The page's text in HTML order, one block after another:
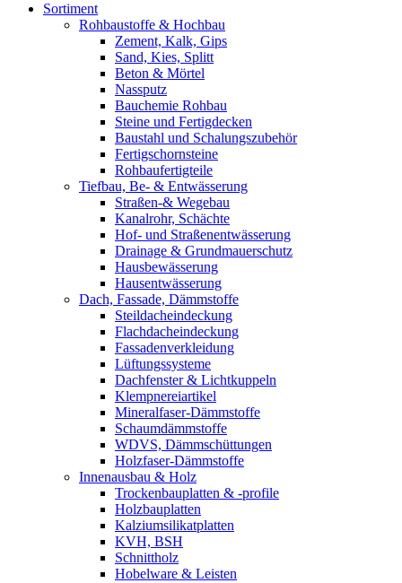
Sortiment
Rohbaustoffe & Hochbau
Zement, Kalk, Gips
Sand, Kies, Splitt
Beton & Mörtel
Nassputz
Bauchemie Rohbau
Steine und Fertigdecken
Baustahl und Schalungszubehör
Fertigschornsteine
Rohbaufertigteile
Tiefbau, Be- & Entwässerung
Straßen-& Wegebau
Kanalrohr, Schächte
Hof- und Straßenentwässerung
Drainage & Grundmauerschutz
Hausbewässerung
Hausentwässerung
Dach, Fassade, Dämmstoffe
Steildacheindeckung
Flachdacheindeckung
Fassadenverkleidung
Lüftungssysteme
Dachfenster & Lichtkuppeln
Klempnereiartikel
Mineralfaser-Dämmstoffe
Schaumdämmstoffe
WDVS, Dämmschüttungen
Holzfaser-Dämmstoffe
Innenausbau & Holz
Trockenbauplatten & -profile
Holzbauplatten
Kalziumsilikatplatten
KVH, BSH
Schnittholz
Hobelware & Leisten